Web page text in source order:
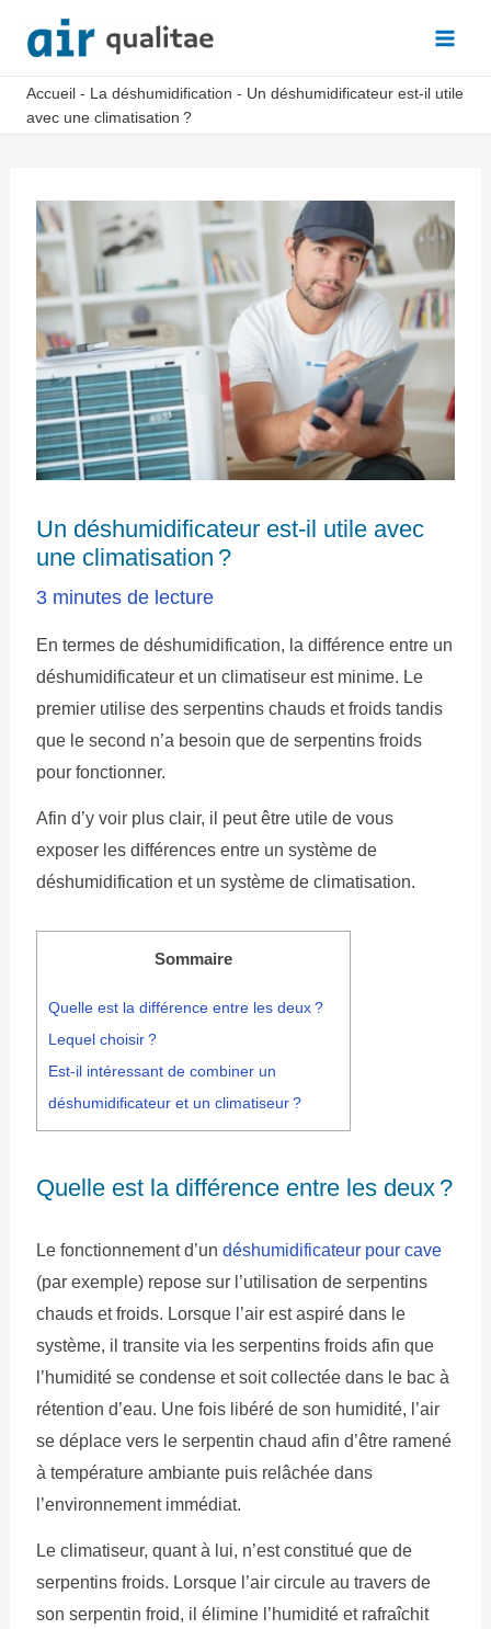
Accueil - La déshumidification - Un déshumidificateur est-il utile
avec une climatisation ?
Un déshumidificateur est-il utile avec
une climatisation ?
3 minutes de lecture
En termes de déshumidification, la différence entre un
déshumidificateur et un climatiseur est minime. Le
premier utilise des serpentins chauds et froids tandis
que le second n’a besoin que de serpentins froids
pour fonctionner.
Afin d’y voir plus clair, il peut être utile de vous
exposer les différences entre un système de
déshumidification et un système de climatisation.
Sommaire
Quelle est la différence entre les deux ?
Lequel choisir ?
Est-il intéressant de combiner un
déshumidificateur et un climatiseur ?
Quelle est la différence entre les deux ?
Le fonctionnement d’un déshumidificateur pour cave
(par exemple) repose sur l’utilisation de serpentins
chauds et froids. Lorsque l’air est aspiré dans le
système, il transite via les serpentins froids afin que
l’humidité se condense et soit collectée dans le bac à
rétention d’eau. Une fois libéré de son humidité, l’air
se déplace vers le serpentin chaud afin d’être ramené
à température ambiante puis relâchée dans
l’environnement immédiat.
Le climatiseur, quant à lui, n’est constitué que de
serpentins froids. Lorsque l’air circule au travers de
son serpentin froid, il élimine l’humidité et rafraîchit